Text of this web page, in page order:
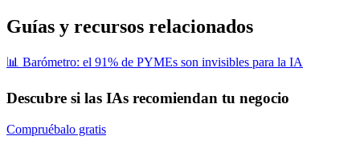
Guías y recursos relacionados
📊 Barómetro: el 91% de PYMEs son invisibles para la IA
Descubre si las IAs recomiendan tu negocio
Compruébalo gratis